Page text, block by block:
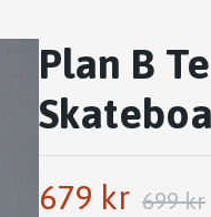
Plan B
679 kr 699 kr